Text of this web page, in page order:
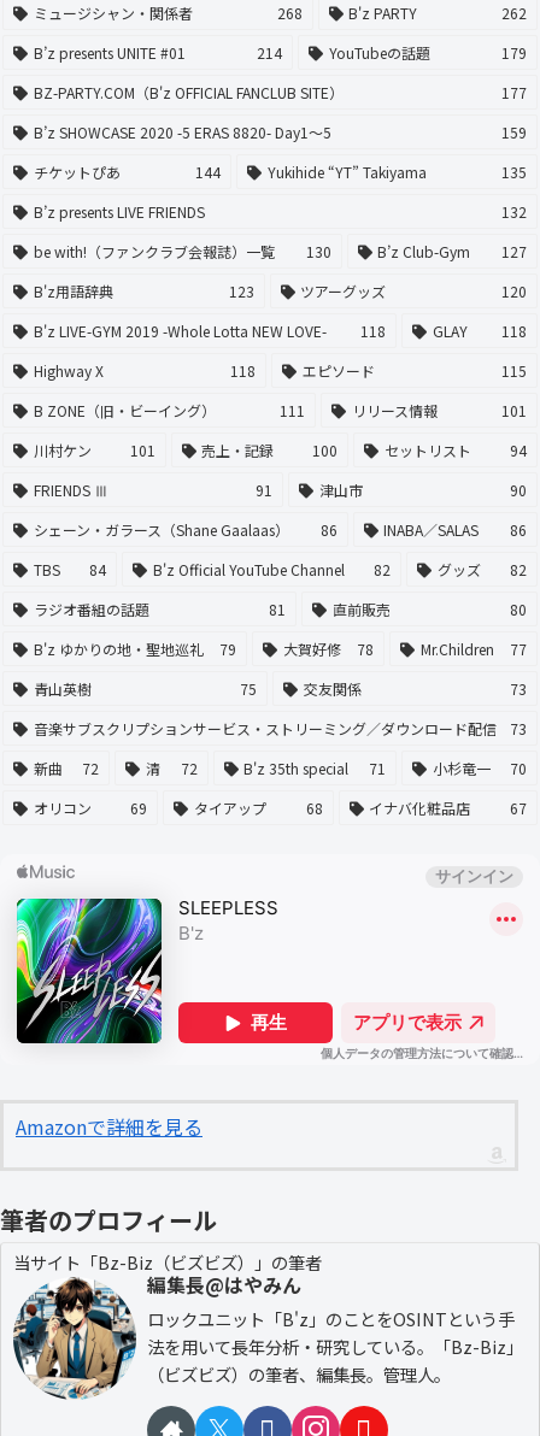
ミュージシャン・関係者
268 B'z PARTY
262
B’z presents UNITE #01
214 YouTubeの話題
179
BZ-PARTY.COM（B'z OFFICIAL FANCLUB SITE）
177
B’z SHOWCASE 2020 -5 ERAS 8820- Day1〜5
159
チケットぴあ
144 Yukihide “YT” Takiyama
135
B’z presents LIVE FRIENDS
132
be with!（ファンクラブ会報誌）一覧
130 B’z Club-Gym
127
B'z用語辞典
123 ツアーグッズ
120
B'z LIVE-GYM 2019 -Whole Lotta NEW LOVE-
118 GLAY
118
Highway X
118 エピソード
115
B ZONE（旧・ビーイング）
111 リリース情報
101
川村ケン
101 売上・記録 100 セットリスト
94
FRIENDS Ⅲ
91 津山市
90
シェーン・ガラース（Shane Gaalaas）
86 INABA／SALAS
86
TBS
84 B'z Official YouTube Channel 82 グッズ
82
ラジオ番組の話題
81 直前販売
80
B'z ゆかりの地・聖地巡礼
79 大賀好修 78 Mr.Children
77
青山英樹
75 交友関係
73
音楽サブスクリプションサービス・ストリーミング／ダウンロード配信
73
新曲
72 清 72 B'z 35th special 71 小杉竜一
70
オリコン
69 タイアップ 68 イナバ化粧品店 67
Amazonで詳細を見る
筆者のプロフィール
当サイト「Bz-Biz（ビズビズ）」の筆者
編集長@はやみん
ロックユニット「B'z」のことをOSINTという手
法を用いて長年分析・研究している。「Bz-Biz」
（ビズビズ）の筆者、編集長。管理人。